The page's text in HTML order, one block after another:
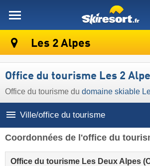
Les 2 Alpes
Office du tourisme Les 2
Office du tourisme du domaine skiable
Ville/office du tourisme
Coordonnées de l'office du
Office du tourisme Les Deux Alpes